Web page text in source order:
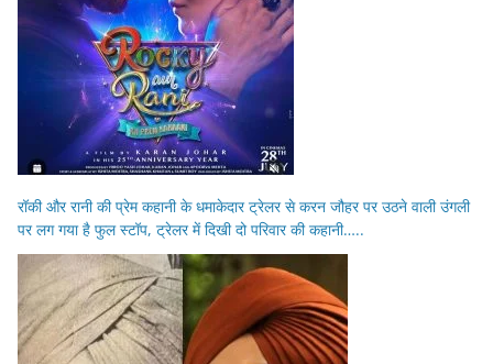
रॉकी और रानी की प्रेम कहानी के धमाकेदार ट्रेलर से करन जौहर पर उठने वाली उंगली
पर लग गया है फुल स्टॉप, ट्रेलर में दिखी दो परिवार की कहानी…..